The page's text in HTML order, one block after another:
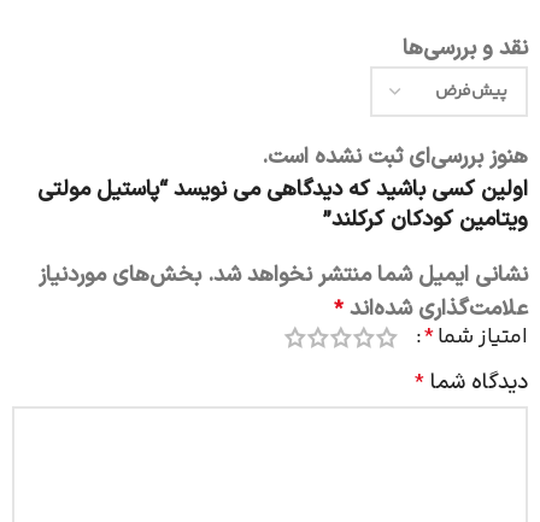
نقد و بررسی‌ها
هنوز بررسی‌ای ثبت نشده است.
اولین کسی باشید که دیدگاهی می نویسد “پاستیل مولتی
ویتامین کودکان کرکلند”
نشانی ایمیل شما منتشر نخواهد شد. بخش‌های موردنیاز
علامت‌گذاری شده‌اند *
امتیاز شما*
دیدگاه شما *